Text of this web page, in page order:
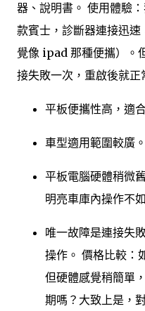
器、說明書。 使用體驗
款賓士，診斷器連接迅
覺像 ipad 那種便攜）。
接失敗一次，重啟後就正
平板便攜性高，適
車型適用範圍較廣
平板電腦硬體稍微
明亮車庫內操作不
唯一故障是連接失
操作。 價格比較：
但硬體感覺稍簡單
期嗎？大致上是，